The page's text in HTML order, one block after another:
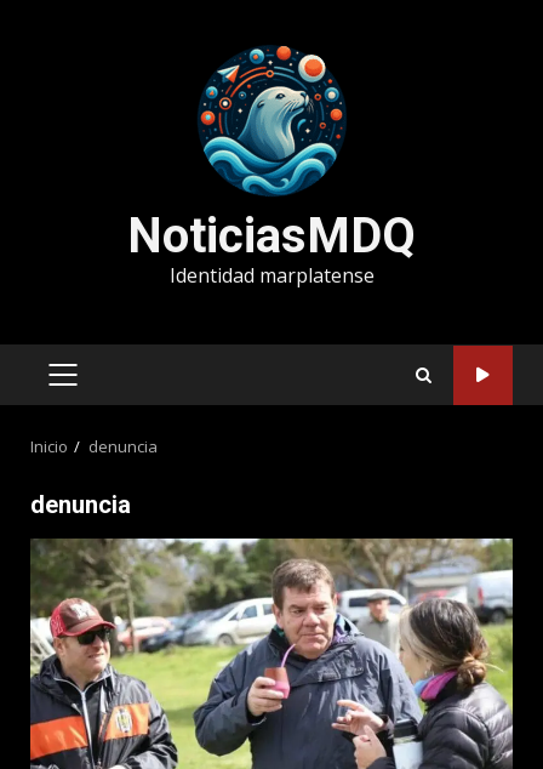
NoticiasMDQ
Identidad marplatense
MENÚ
Inicio denuncia
denuncia